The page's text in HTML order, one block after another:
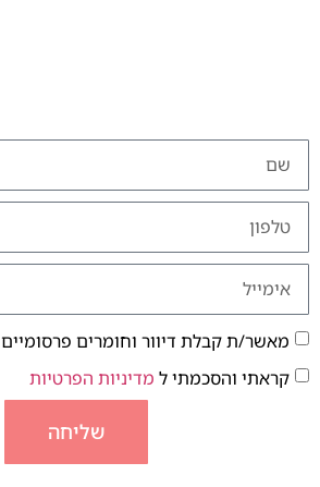
מאשר/ת קבלת דיוור וחומרים פרסומיים
קראתי והסכמתי ל מדיניות הפרטיות
שליחה